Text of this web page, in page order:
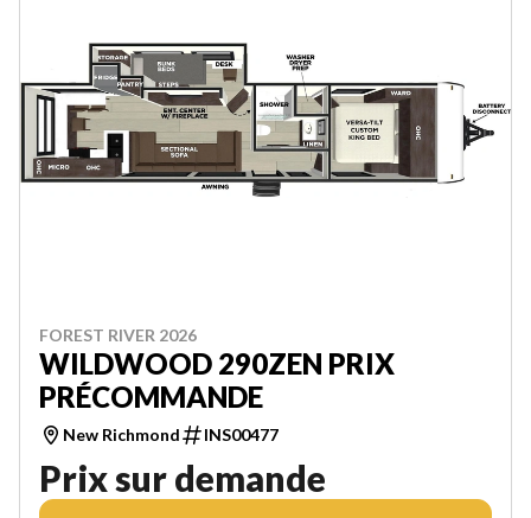
FOREST RIVER 2026
WILDWOOD 290ZEN PRIX
PRÉCOMMANDE
New Richmond INS00477
Prix sur demande